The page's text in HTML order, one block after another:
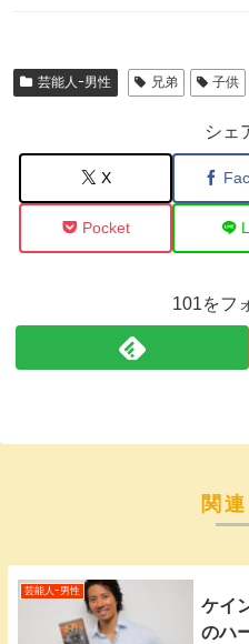
芸能人ｰ男性 兄弟 子供
シェ
X
Pocket
101をフ
関
芸能人ｰ男性
ケイ
のハ